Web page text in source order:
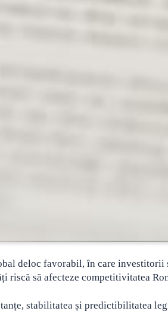
deloc favorabil, în care
riscă să afecteze competitivitatea
stabilitatea și predictibilitatea